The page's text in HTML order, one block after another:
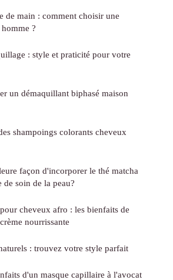
de main : comment choisir une
?
: style et praticité pour votre
un démaquillant biphasé maison
shampoings colorants cheveux
façon d'incorporer le thé matcha
soin de la peau?
cheveux afro : les bienfaits de
nourrissante
: trouvez votre style parfait
d'un masque capillaire à l'avocat